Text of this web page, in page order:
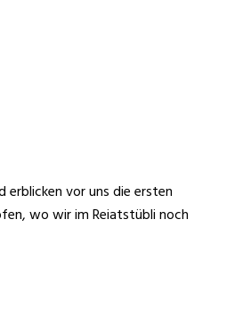
erblicken vor uns die ersten
wo wir im Reiatstübli noch